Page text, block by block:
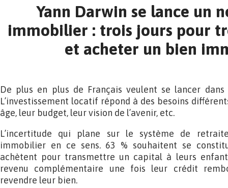
Yann Darwin se lance un
immobilier : trois jours pour
et acheter un bien
De plus en plus de Français veulent se lancer dans
L’investissement locatif répond à des besoins
âge, leur budget, leur vision de l’avenir, etc.
L’incertitude qui plane sur le système de retraite
immobilier en ce sens. 63 % souhaitent se
achètent pour transmettre un capital à leurs
revenu complémentaire une fois leur crédit
revendre leur bien.